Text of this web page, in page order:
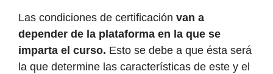
Las condiciones de certificación van a
depender de la plataforma en la que se
imparta el curso. Esto se debe a que ésta será
la que determine las características de este y el